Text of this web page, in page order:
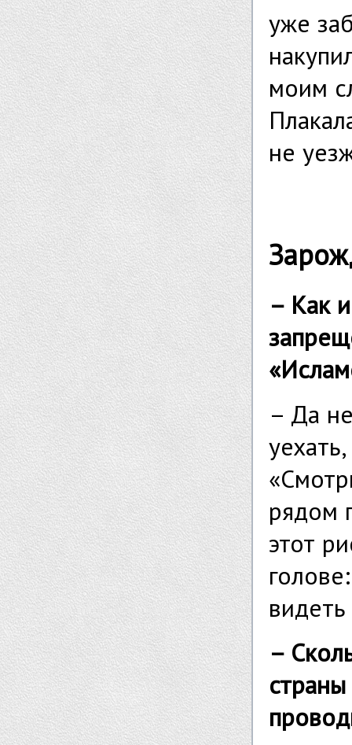
уже
моим
не
– Как
– Да
рядом
этот
–